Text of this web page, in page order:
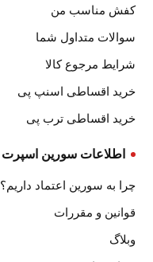
کفش مناسب من
سوالات متداول شما
شرایط مرجوع کالا
خرید اقساطی اسنپ پی
خرید اقساطی ترب پی
اطلاعات سورین اسپرت
چرا به سورین اعتماد داریم؟
قوانین و مقررات
وبلاگ